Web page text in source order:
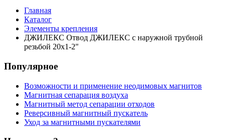
Главная
Каталог
Элементы крепления
ДЖИЛЕКС Отвод ДЖИЛЕКС с наружной трубной
резьбой 20х1-2"
Популярное
Возможности и применение неодимовых магнитов
Магнитная сепарация воздуха
Магнитный метод сепарации отходов
Реверсивный магнитный пускатель
Уход за магнитными пускателями